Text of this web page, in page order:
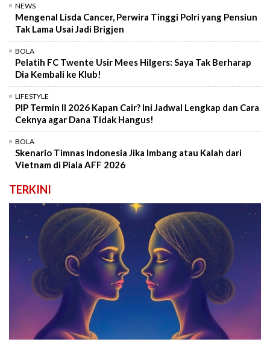
NEWS
Mengenal Lisda Cancer, Perwira Tinggi Polri yang Pensiun
Tak Lama Usai Jadi Brigjen
BOLA
Pelatih FC Twente Usir Mees Hilgers: Saya Tak Berharap
Dia Kembali ke Klub!
LIFESTYLE
PIP Termin II 2026 Kapan Cair? Ini Jadwal Lengkap dan Cara
Ceknya agar Dana Tidak Hangus!
BOLA
Skenario Timnas Indonesia Jika Imbang atau Kalah dari
Vietnam di Piala AFF 2026
TERKINI